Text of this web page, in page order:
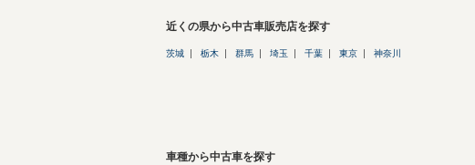
近くの県から中古車販売店を探す
茨城 栃木 群馬 埼玉 千葉 東京 神奈川
車種から中古車を探す